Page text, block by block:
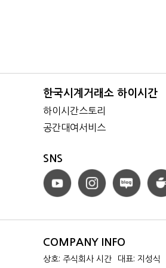
한국시계거래소 하이시간
하이시간스토리
공간대여서비스
SNS
COMPANY INFO
상호: 주식회사 시간 대표: 지성식